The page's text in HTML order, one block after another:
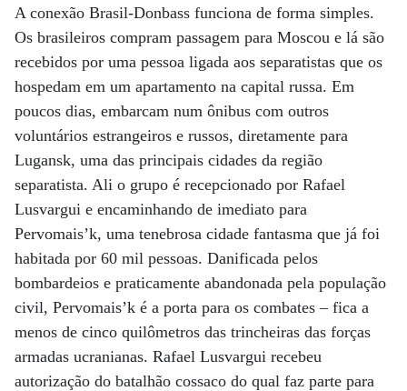
A conexão Brasil-Donbass funciona de forma simples.
Os brasileiros compram passagem para Moscou e lá são
recebidos por uma pessoa ligada aos separatistas que os
hospedam em um apartamento na capital russa. Em
poucos dias, embarcam num ônibus com outros
voluntários estrangeiros e russos, diretamente para
Lugansk, uma das principais cidades da região
separatista. Ali o grupo é recepcionado por Rafael
Lusvargui e encaminhando de imediato para
Pervomais’k, uma tenebrosa cidade fantasma que já foi
habitada por 60 mil pessoas. Danificada pelos
bombardeios e praticamente abandonada pela população
civil, Pervomais’k é a porta para os combates – fica a
menos de cinco quilômetros das trincheiras das forças
armadas ucranianas. Rafael Lusvargui recebeu
autorização do batalhão cossaco do qual faz parte para